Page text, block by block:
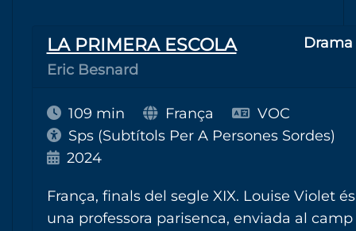
LA PRIMERA ESCOLA
Eric Besnard
Drama
109 min França
VOC
Sps (Subtítols Per A Persones Sordes)
2024
França, finals del segle XIX. Louise Violet és
una professora parisenca, enviada al camp